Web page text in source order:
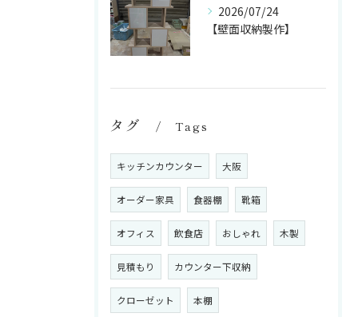
2026/07/24
【壁面収納製作】
タグ Tags
キッチンカウンター 大阪
オーダー家具 食器棚 靴箱
オフィス 飲食店 おしゃれ 木製
見積もり カウンター下収納
クローゼット 本棚